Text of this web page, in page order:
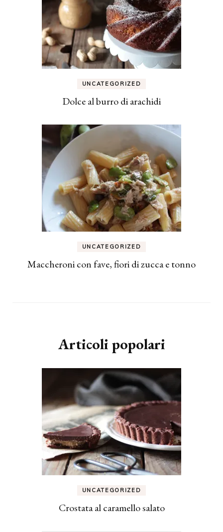
UNCATEGORIZED
Dolce al burro di arachidi
UNCATEGORIZED
Maccheroni con fave, fiori di zucca e tonno
Articoli popolari
UNCATEGORIZED
Crostata al caramello salato